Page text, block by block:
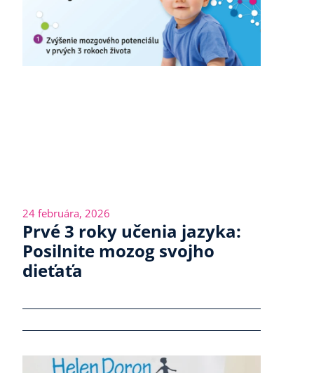
24 februára, 2026
Prvé 3 roky učenia jazyka:
Posilnite mozog svojho
dieťaťa